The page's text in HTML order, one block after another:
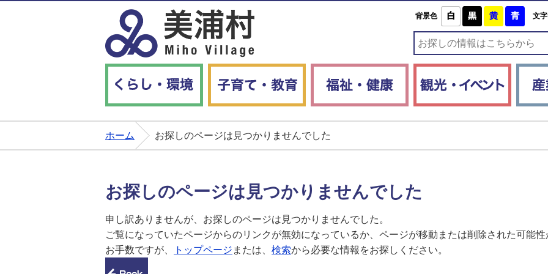
背景色 白 黒 黄 青文
ホーム お探しのページは見つかりませんでした
お探しのページは見つかりませんでした
申し訳ありませんが、お探しのページは見つかりませんでした。
ご覧になっていたページからのリンクが無効になっているか、ページが移動または削除された可能
お手数ですが、
トップページ または、 検索から必要な情報をお探しください。